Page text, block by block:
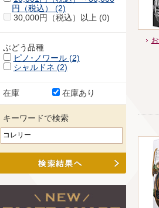
円（税込） (2)
30,000円（税込）以上 (0)
ぶどう品種
ピノ･ノワール (2)
シャルドネ (2)
在庫 在庫あり
キーワードで検索